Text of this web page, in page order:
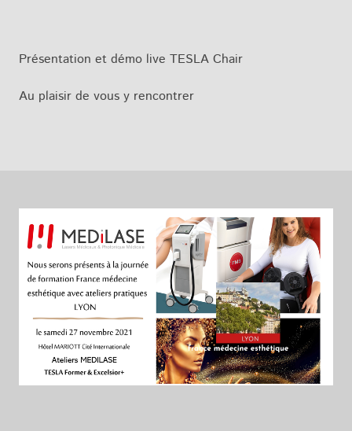
Présentation et démo live TESLA Chair
Au plaisir de vous y rencontrer